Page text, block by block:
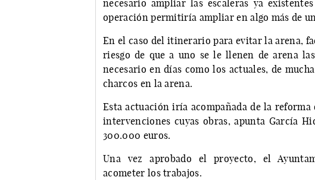
necesario ampliar las escaleras ya
operación permitiría ampliar en algo más de
En el caso del itinerario para evitar la arena,
riesgo de que a uno se le llenen de arena
necesario en días como los actuales, de
charcos en la arena.
Esta actuación iría acompañada de la
intervenciones cuyas obras, apunta García
300.000 euros.
Una vez aprobado el proyecto, el
acometer los trabajos.